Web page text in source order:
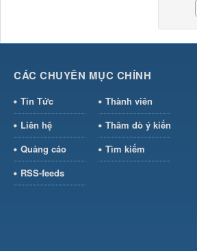
CÁC CHUYÊN MỤC CHÍNH
Tin Tức
Thành viên
Liên hệ
Thăm dò ý kiến
Quảng cáo
Tìm kiếm
RSS-feeds